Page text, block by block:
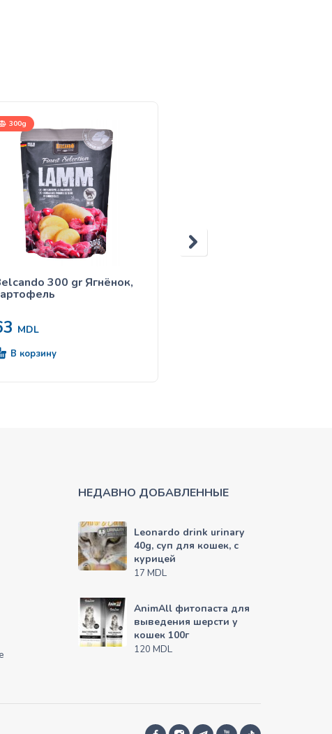
300g
300 gr Ягнёнок,
MDL
В корзину
НЕДАВНО ДОБАВЛЕННЫЕ
Leonardo drink urinary
40g, суп для кошек, с
курицей
17 MDL
AnimAll фитопаста для
выведения шерсти у
кошек 100г
120 MDL